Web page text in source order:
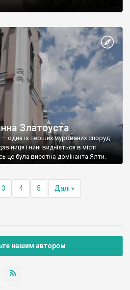
Златоуста
одна із перших мурованих споруд
і нині видніється в місті
це була висотна домінанта Ялти.
3 4 5 Далі »
нашим автором